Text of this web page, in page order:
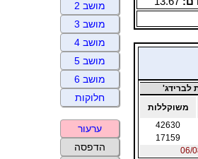
לברידג'
משוקללות
42630
17159
מושב 2
מושב 3
מושב 4
מושב 5
מושב 6
חלוקות
ערעור
הדפסה